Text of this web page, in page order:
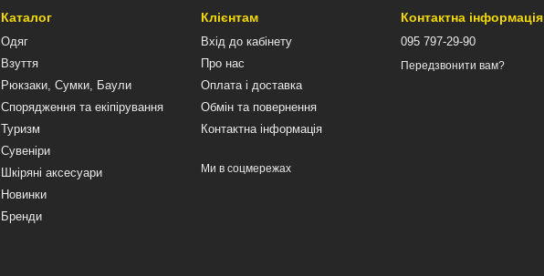
Каталог
Одяг
Взуття
Рюкзаки, Сумки, Баули
Спорядження та екіпірування
Туризм
Сувеніри
Шкіряні аксесуари
Новинки
Бренди
Клієнтам
Вхід до кабінету
Про нас
Оплата і доставка
Обмін та повернення
Контактна інформація
Ми в соцмережах
Контактна інформація
095 797-29-90
Передзвонити вам?